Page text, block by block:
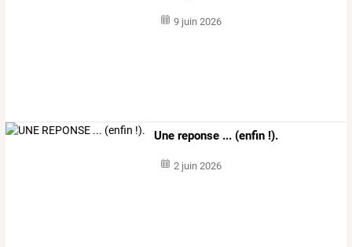
9 juin 2026
Une reponse ... (enfin !).
2 juin 2026